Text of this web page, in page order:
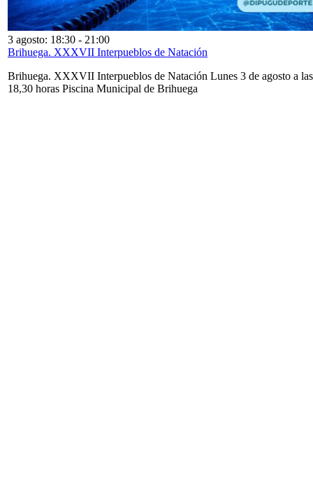
3 agosto: 18:30 - 21:00
Brihuega. XXXVII Interpueblos de Natación
Brihuega. XXXVII Interpueblos de Natación Lunes 3 de agosto a las
18,30 horas Piscina Municipal de Brihuega